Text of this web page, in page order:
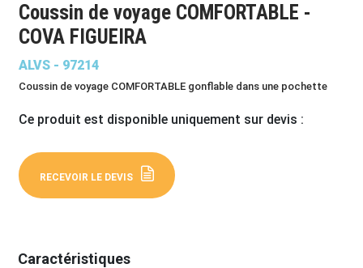
Coussin de voyage COMFORTABLE -
COVA FIGUEIRA
ALVS - 97214
Coussin de voyage COMFORTABLE gonflable dans une pochette
Ce produit est disponible uniquement sur devis :
RECEVOIR LE DEVIS
Caractéristiques